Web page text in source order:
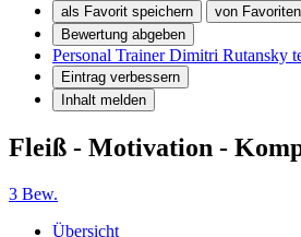
als Favorit speichern
von
Bewertung abgeben
Personal Trainer Dimitri Rutansky
Eintrag verbessern
Inhalt melden
Fleiß - Motivation -
3 Bew.
Übersicht